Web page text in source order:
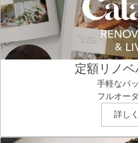
定額リノ
手軽なパ
フルオー
詳し